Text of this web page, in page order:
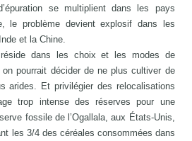
se multiplient dans les pays
le problème devient explosif dans les
et la Chine.
dans les choix et les modes de
pourrait décider de ne plus cultiver de
arides. Et privilégier des relocalisations
trop intense des réserves pour une
fossile de l’Ogallala, aux États-Unis,
les 3/4 des céréales consommées dans